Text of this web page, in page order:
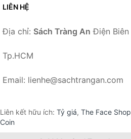
LIÊN HỆ
Địa chỉ: Sách Tràng An Điện Biên
Tp.HCM
Email: lienhe@sachtrangan.com
Liên kết hữu ích: Tỷ giá, The Face
Coin